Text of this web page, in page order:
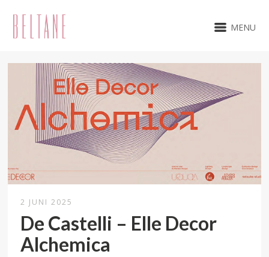
MENU
2 JUNI 2025
De Castelli – Elle Decor
Alchemica